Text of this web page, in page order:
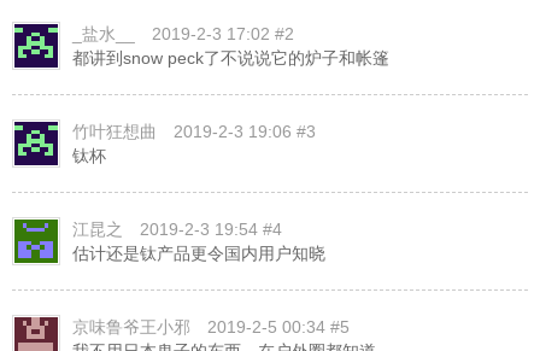
_盐水__
2019-2-3 17:02 #2
都讲到snow peck了不说说它的炉子和帐篷
竹叶狂想曲
2019-2-3 19:06 #3
钛杯
江昆之
2019-2-3 19:54 #4
估计还是钛产品更令国内用户知晓
京味鲁爷王小邪
2019-2-5 00:34 #5